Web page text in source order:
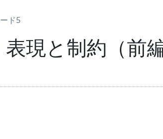
ド5
現と制約（前編